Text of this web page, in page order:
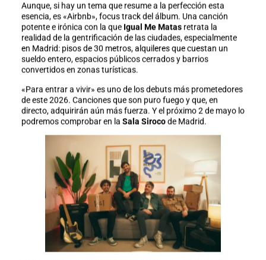
Aunque, si hay un tema que resume a la perfección esta
esencia, es «Airbnb», focus track del álbum. Una canción
potente e irónica con la queIgual Me Matasretrata la
realidad de la gentrificación de las ciudades, especialmente
en Madrid: pisos de 30 metros, alquileres que cuestan un
sueldo entero, espacios públicos cerrados y barrios
convertidos en zonas turísticas.
«Para entrar a vivir» es uno de los debuts más prometedores
de este 2026. Canciones que son puro fuego y que, en
directo, adquirirán aún más fuerza. Y el próximo 2 de mayo lo
podremos comprobar en la Sala Sirocode Madrid.